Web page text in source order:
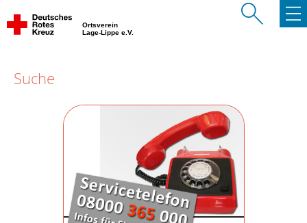
Ortsverein
Lage-Lippe e.V.
Suche